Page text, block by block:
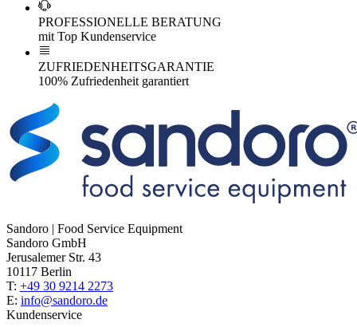
PROFESSIONELLE BERATUNG
mit Top Kundenservice
ZUFRIEDENHEITSGARANTIE
100% Zufriedenheit garantiert
Sandoro | Food Service Equipment
Sandoro GmbH
Jerusalemer Str. 43
10117 Berlin
T: +49 30 9214 2273
E: info@sandoro.de
Kundenservice